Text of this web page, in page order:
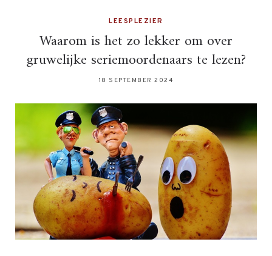
LEESPLEZIER
Waarom is het zo lekker om over
gruwelijke seriemoordenaars te lezen?
18 SEPTEMBER 2024